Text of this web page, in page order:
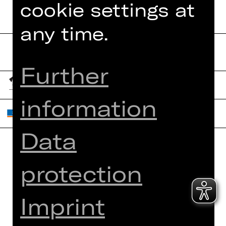
What's On
Newsletter
Jobs
Internal Section
cookie settings at
any time.
Further
information
Data
protection
Imprint